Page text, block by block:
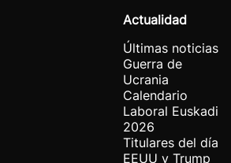
Actualidad
Últimas noticias
Guerra de
Ucrania
Calendario
Laboral Euskadi
2026
Titulares del día
EEUU y Trump